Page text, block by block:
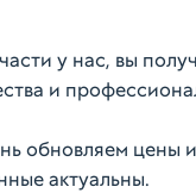
у нас, вы
и
обновляем цены и
актуальны.